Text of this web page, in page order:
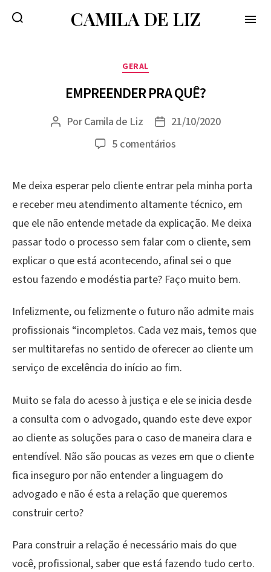
CAMILA DE LIZ menu
Categorias
GERAL
EMPREENDER PRA QUÊ?
Autor
PorCamila de Liz
Data
de
21/10/2020
5 comentáriosem
quê?
Me deixa esperar pelo cliente entrar pela minha porta
e receber meu atendimento altamente técnico, em
que ele não entende metade da explicação. Me deixa
passar todo o processo sem falar com o cliente, sem
explicar o que está acontecendo, afinal sei o que
estou fazendo e modéstia parte? Faço muito bem.
Infelizmente, ou felizmente o futuro não admite mais
profissionais “incompletos. Cada vez mais, temos que
ser multitarefas no sentido de oferecer ao cliente um
serviço de excelência do início ao fim.
Muito se fala do acesso à justiça e ele se inicia desde
a consulta com o advogado, quando este deve expor
ao cliente as soluções para o caso de maneira clara e
entendível. Não são poucas as vezes em que o cliente
fica inseguro por não entender a linguagem do
advogado e não é esta a relação que queremos
construir certo?
Para construir a relação é necessário mais do que
você, profissional, saber que está fazendo tudo certo.